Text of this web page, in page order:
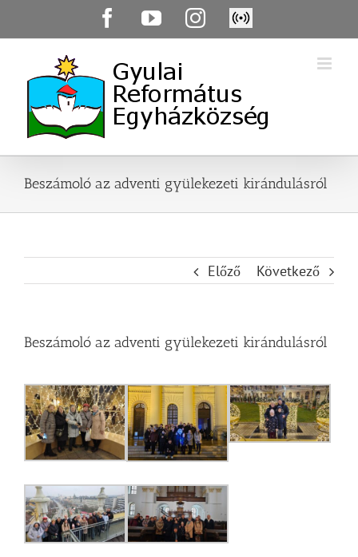
FacebookYouTubeInstagram
Élő
közvetítés
Beszámoló az adventi gyülekezeti kirándulásról
Előző Következő
Beszámoló az adventi gyülekezeti kirándulásról